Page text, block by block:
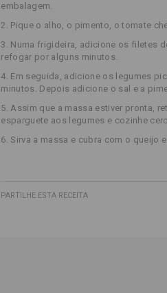
embalagem.
2. Pique o alho, o pimento, o tomate
3. Numa frigideira, adicione os filetes
refogar por alguns minutos.
4. Em seguida, adicione os legumes
minutos. Depois adicione o sal e a
5. Assim que a massa estiver pronta,
esparguete aos legumes e cozinhe
6. Sirva a massa e cubra com o queijo
PARTILHE ESTA RECEITA